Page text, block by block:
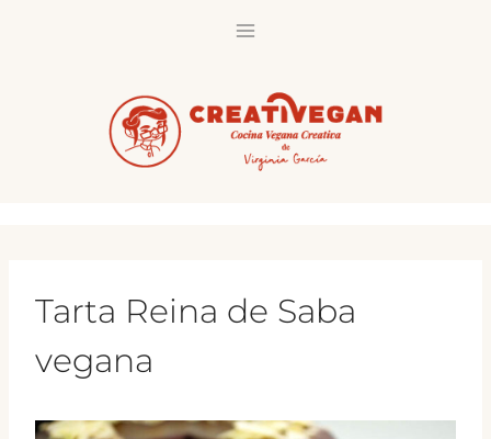
Tarta Reina de Saba
vegana